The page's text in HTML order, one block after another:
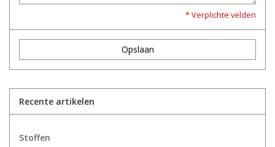
* Verplichte velden
Opslaan
Recente artikelen
Stoffen